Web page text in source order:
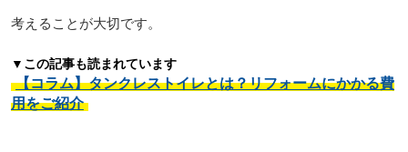
考えることが大切です。
▼この記事も読まれています
【コラム】タンクレストイレとは？リフォームにかかる費
用をご紹介